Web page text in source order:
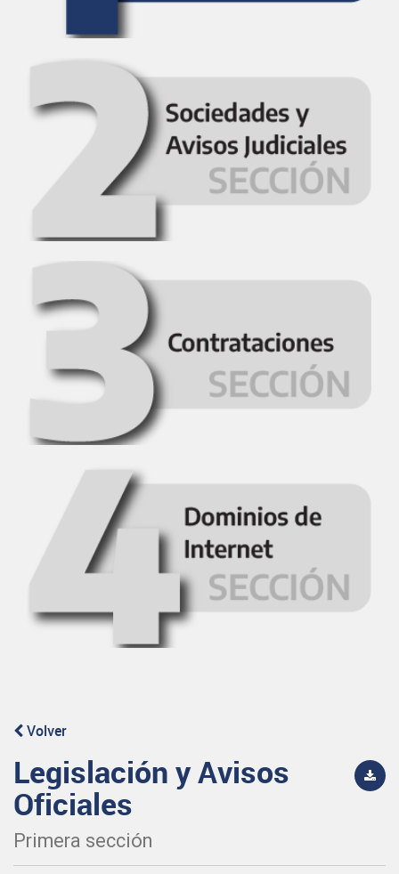
Volver
Legislación y Avisos
Oficiales
Primera sección